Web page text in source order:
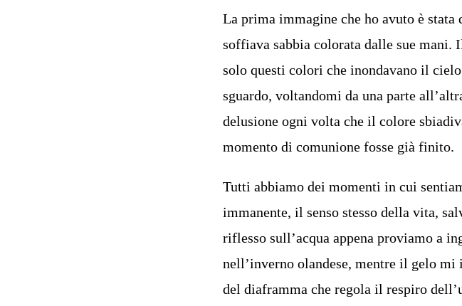
La prima immagine che ho avuto è
soffiava sabbia colorata dalle sue mani.
solo questi colori che inondavano il
sguardo, voltandomi da una parte
delusione ogni volta che il colore
momento di comunione fosse già finito.
Tutti abbiamo dei momenti in cui
immanente, il senso stesso della vita,
riflesso sull’acqua appena proviamo a
nell’inverno olandese, mentre il gelo
del diaframma che regola il respiro